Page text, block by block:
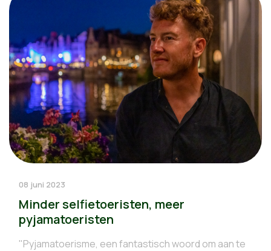
08 juni 2023
Minder selfietoeristen, meer
pyjamatoeristen
"Pyjamatoerisme, een fantastisch woord om aan te